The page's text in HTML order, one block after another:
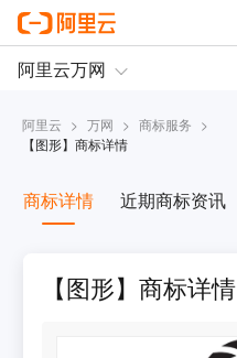
阿里云 > 万网 > 商标服务 >
【图形】商标详情
商标详情 近期商标资讯
【图形】商标详情